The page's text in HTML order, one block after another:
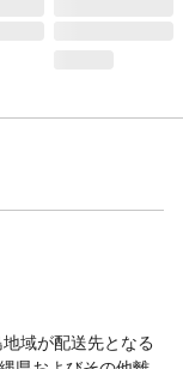
域が配送先となる